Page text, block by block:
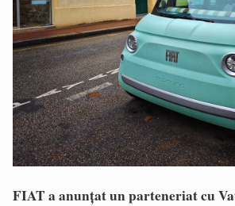
FIAT a anunțat un parteneriat cu